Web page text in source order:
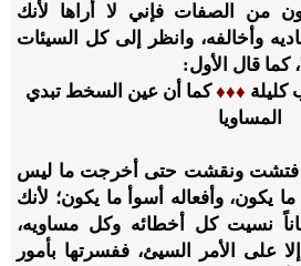
من الصفات فإني لا أراها لأنك
وأخالفه، وانظر إلى كل السيئات
كما قال الأول:
♦♦♦كما أن عين السخط تبدي
المساويا
فتشت ونقشت حتى أخرجت ما ليس
يكون، وأفعاله أسوأ ما يكون؛ لأنك
نسيت كل أخطائه وكل مساويه،
على الأمر السيئ، ففسرتها بأمور